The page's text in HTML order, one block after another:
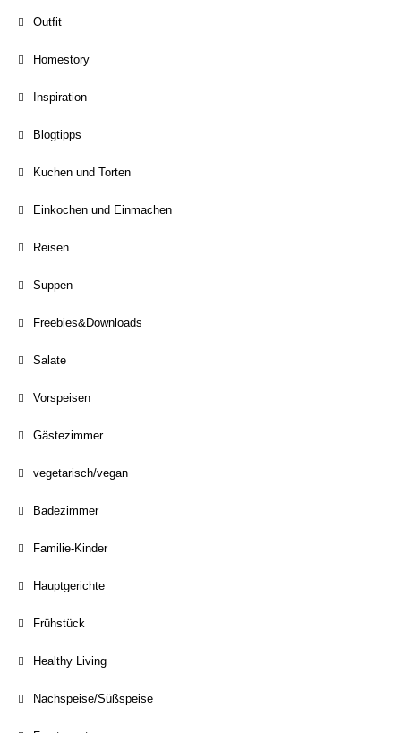
Outfit
Homestory
Inspiration
Blogtipps
Kuchen und Torten
Einkochen und Einmachen
Reisen
Suppen
Freebies&Downloads
Salate
Vorspeisen
Gästezimmer
vegetarisch/vegan
Badezimmer
Familie-Kinder
Hauptgerichte
Frühstück
Healthy Living
Nachspeise/Süßspeise